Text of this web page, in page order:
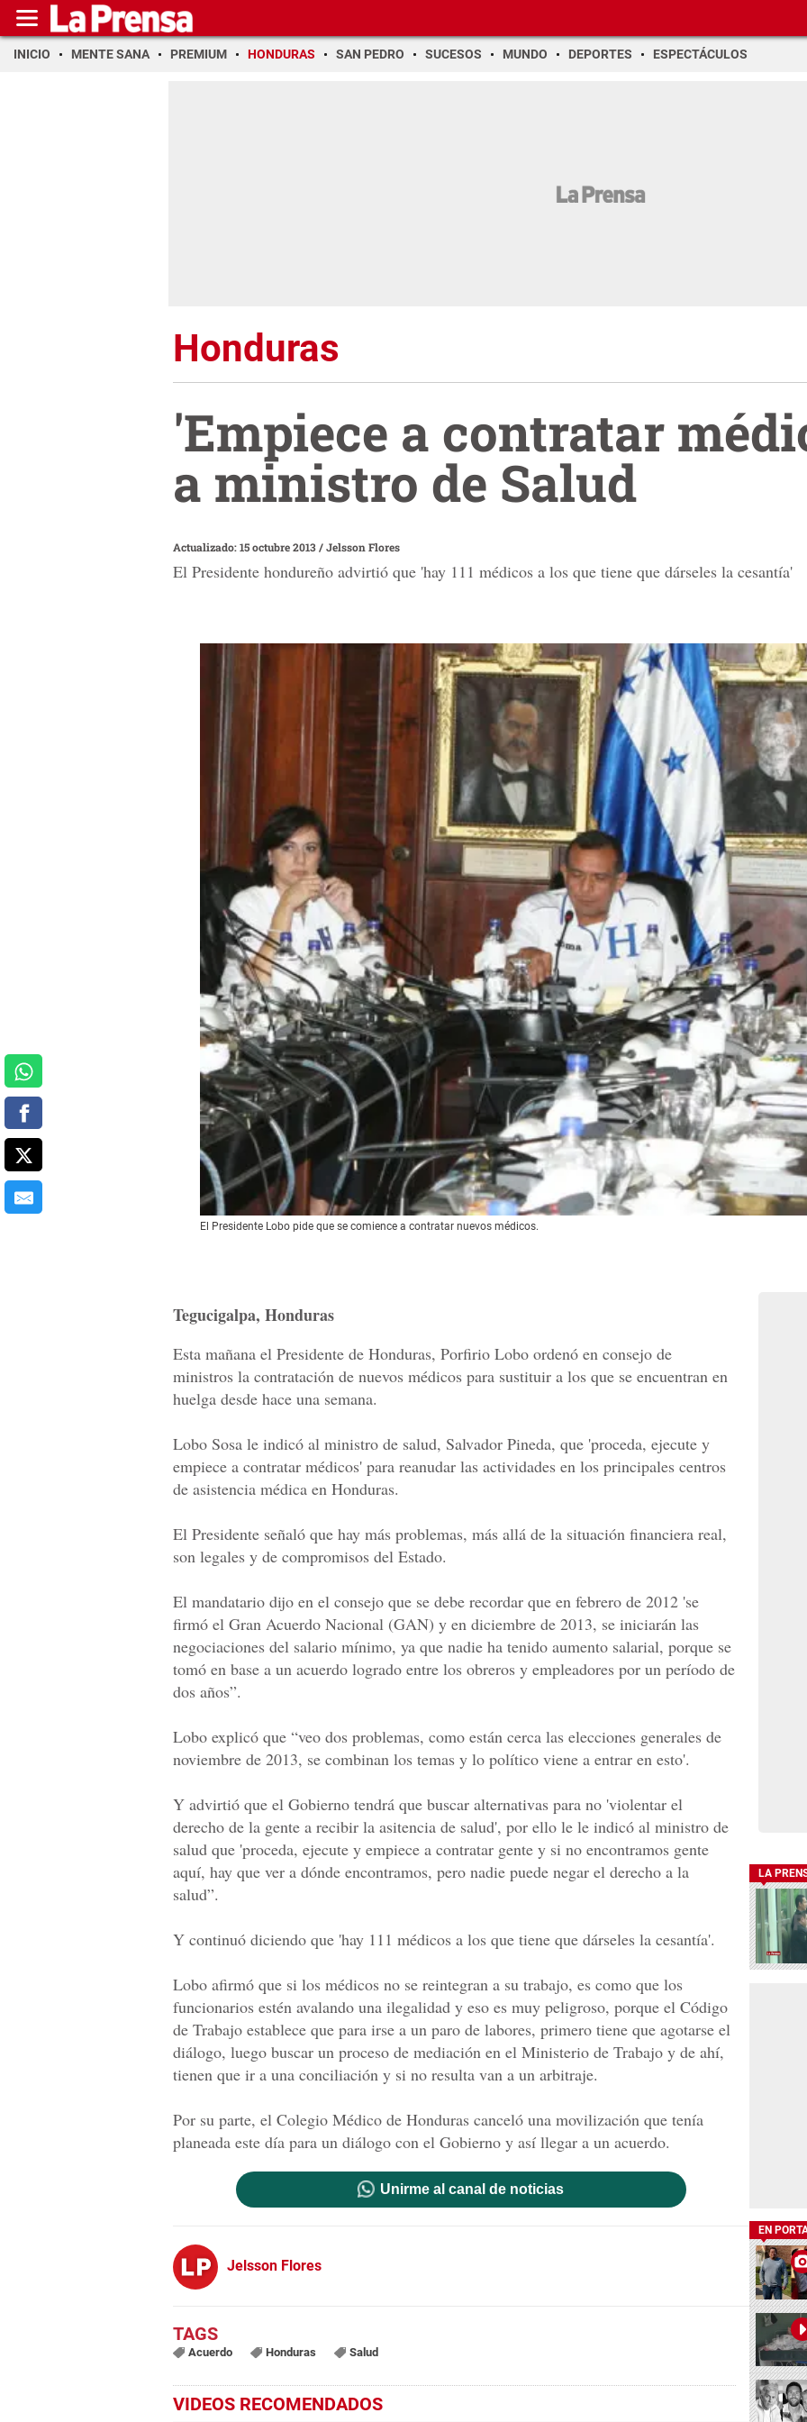
INICIO MENTE SANA PREMIUM HONDURAS SAN PEDRO SUCESOS MUNDO DEPORTES ESPECTÁCULOS
Honduras
'Empiece a contratar
a ministro de Salud
Actualizado: 15 octubre 2013/Jelsson Flores
El Presidente hondureño advirtió que 'hay 111 médicos a los que tiene que dárseles la cesantía'
El Presidente Lobo pide que se comience a contratar nuevos médicos.
Tegucigalpa, Honduras
Esta mañana el Presidente de Honduras, Porfirio Lobo ordenó en consejo de
ministros la contratación de nuevos médicos para sustituir a los que se encuentran en
huelga desde hace una semana.
Lobo Sosa le indicó al ministro de salud, Salvador Pineda, que 'proceda, ejecute y
empiece a contratar médicos' para reanudar las actividades en los principales centros
de asistencia médica en Honduras.
El Presidente señaló que hay más problemas, más allá de la situación financiera real,
son legales y de compromisos del Estado.
El mandatario dijo en el consejo que se debe recordar que en febrero de 2012 'se
firmó el Gran Acuerdo Nacional (GAN) y en diciembre de 2013, se iniciarán las
negociaciones del salario mínimo, ya que nadie ha tenido aumento salarial, porque se
tomó en base a un acuerdo logrado entre los obreros y empleadores por un período de
dos años”.
Lobo explicó que “veo dos problemas, como están cerca las elecciones generales de
noviembre de 2013, se combinan los temas y lo político viene a entrar en esto'.
Y advirtió que el Gobierno tendrá que buscar alternativas para no 'violentar el
derecho de la gente a recibir la asitencia de salud', por ello le le indicó al ministro de
salud que 'proceda, ejecute y empiece a contratar gente y si no encontramos gente
aquí, hay que ver a dónde encontramos, pero nadie puede negar el derecho a la
salud”.
Y continuó diciendo que 'hay 111 médicos a los que tiene que dárseles la cesantía'.
Lobo afirmó que si los médicos no se reintegran a su trabajo, es como que los
funcionarios estén avalando una ilegalidad y eso es muy peligroso, porque el Código
de Trabajo establece que para irse a un paro de labores, primero tiene que agotarse el
diálogo, luego buscar un proceso de mediación en el Ministerio de Trabajo y de ahí,
tienen que ir a una conciliación y si no resulta van a un arbitraje.
Por su parte, el Colegio Médico de Honduras canceló una movilización que tenía
planeada este día para un diálogo con el Gobierno y así llegar a un acuerdo.
Unirme al canal de noticias
Jelsson Flores
Acuerdo Honduras Salud
VIDEOS RECOMENDADOS
LA
EN